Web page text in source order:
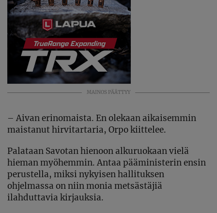
MAINOS PÄÄTTYY
– Aivan erinomaista. En olekaan aikaisemmin
maistanut hirvitartaria, Orpo kiittelee.
Palataan Savotan hienoon alkuruokaan vielä
hieman myöhemmin. Antaa pääministerin ensin
perustella, miksi nykyisen hallituksen
ohjelmassa on niin monia metsästäjiä
ilahduttavia kirjauksia.